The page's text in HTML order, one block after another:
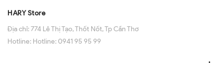
HARY Store
Địa chỉ:774 Lê Thị Tạo, Thốt Nốt, Tp Cần Thơ
Hotline: Hotline: 0941 95 95 99